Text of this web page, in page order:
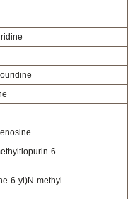
6-
6-yl)N-methyl-